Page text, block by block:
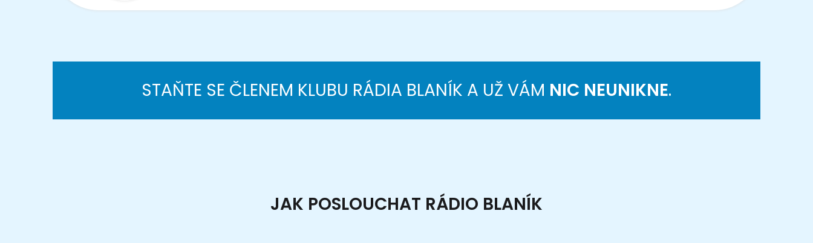
STAŇTE SE ČLENEM KLUBU RÁDIA BLANÍK A UŽ VÁM NIC NEUNIKNE.
JAK POSLOUCHAT RÁDIO BLANÍK